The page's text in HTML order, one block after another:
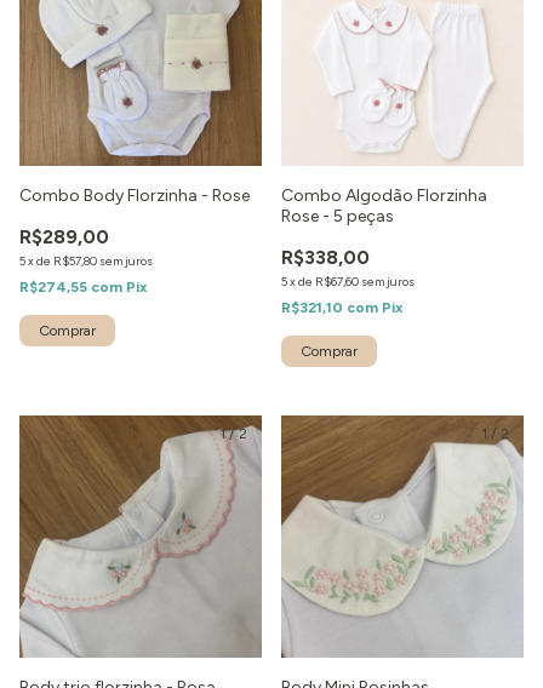
Combo Body Florzinha - Rose
R$289,00
5xde R$57,80 sem juros
R$274,55 com Pix
Combo Algodão Florzinha
Rose - 5 peças
R$338,00
5xde R$67,60 sem juros
R$321,10 com Pix
1/2 1 / 2